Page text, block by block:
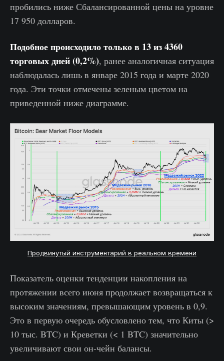
пробились ниже Сбалансированной цены на уровне
17 950 долларов.
Подобное происходило только в 13 из 4360
торговых дней (0,2%), ранее аналогичная ситуация
наблюдалась лишь в январе 2015 года и марте 2020
года. Эти точки отмечены зеленым цветом на
приведенной ниже диаграмме.
Продвинутый инструментарий в реальном времени
Показатель оценки тенденции накопления на
протяжении всего июня продолжает возвращаться к
высоким значениям, превышающим уровень в 0,9.
Это в первую очередь обусловлено тем, что Киты (>
10 тыс. BTC) и Креветки (< 1 BTC) значительно
увеличивают свои он-чейн балансы.